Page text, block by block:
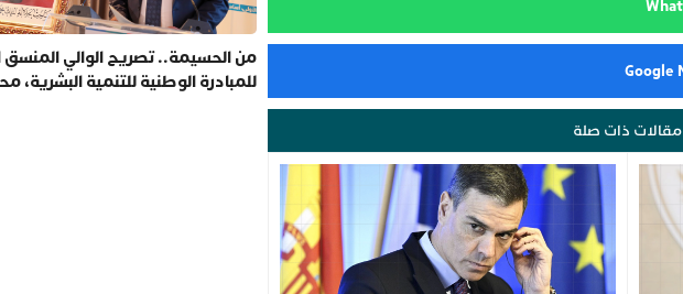
مقالات ذات صلة
من الحسيمة.. تصريح الوالي المنسق
للمبادرة الوطنية للتنمية